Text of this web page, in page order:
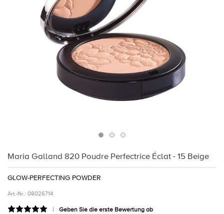
Maria Galland 820 Poudre Perfectrice Éclat - 15 Beige
GLOW-PERFECTING POWDER
Art.-Nr.: 08026714
Geben Sie die erste Bewertung ab